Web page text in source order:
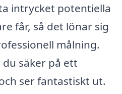
intrycket potentiella
får, så det lönar sig
målning.
säker på ett
ser fantastiskt ut.